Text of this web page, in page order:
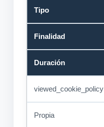
Tipo
Finalidad
Duración
viewed_cookie_policy
Propia